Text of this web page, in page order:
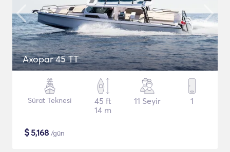
Axopar 45 TT
Sürat Teknesi
45 ft
14 m
11 Seyir 1
$5,168 /gün